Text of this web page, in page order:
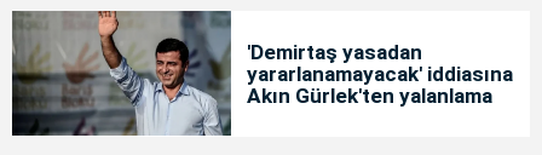
'Demirtaş yasadan
yararlanamayacak' iddiasına
Akın Gürlek'ten yalanlama